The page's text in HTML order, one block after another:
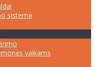
sistema
vaikams